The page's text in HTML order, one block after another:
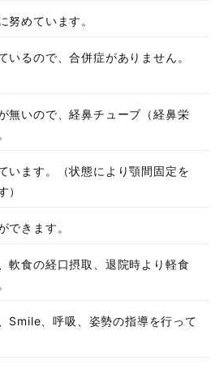
努めています。
いるので、合併症がありません。
無いので、経鼻チューブ（経鼻栄
います。（状態により顎間固定を
）
できます。
軟食の経口摂取、退院時より軽食
Smile、呼吸、姿勢の指導を行って